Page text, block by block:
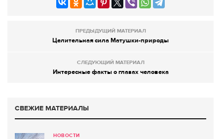
ПРЕДЫДУЩИЙ МАТЕРИАЛ
Целительная сила Матушки-природы
СЛЕДУЮЩИЙ МАТЕРИАЛ
Интересные факты о глазах человека
СВЕЖИЕ МАТЕРИАЛЫ
НОВОСТИ